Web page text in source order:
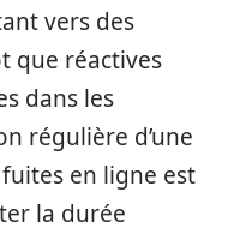
vers des
que réactives
dans les
régulière d’une
en ligne est
la durée